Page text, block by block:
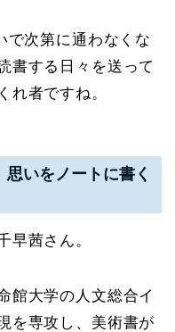
で次第に通わなくな
書する日々を送って
れ者ですね。
いをノートに書く
早茜さん。
館大学の人文総合イ
を専攻し、美術書が